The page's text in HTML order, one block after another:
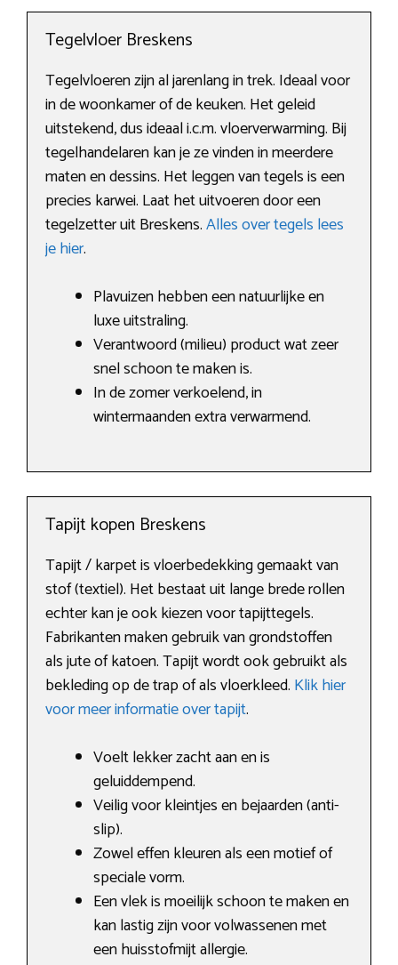
Tegelvloer Breskens
Tegelvloeren zijn al jarenlang in trek. Ideaal voor
in de woonkamer of de keuken. Het geleid
uitstekend, dus ideaal i.c.m. vloerverwarming. Bij
tegelhandelaren kan je ze vinden in meerdere
maten en dessins. Het leggen van tegels is een
precies karwei. Laat het uitvoeren door een
tegelzetter uit Breskens.Alles over tegels lees
je hier.
Plavuizen hebben een natuurlijke en
luxe uitstraling.
Verantwoord (milieu) product wat zeer
snel schoon te maken is.
In de zomer verkoelend, in
wintermaanden extra verwarmend.
Tapijt kopen Breskens
Tapijt / karpet is vloerbedekking gemaakt van
stof (textiel). Het bestaat uit lange brede rollen
echter kan je ook kiezen voor tapijttegels.
Fabrikanten maken gebruik van grondstoffen
als jute of katoen. Tapijt wordt ook gebruikt als
bekleding op de trap of als vloerkleed. Klik hier
voor meer informatie over tapijt.
Voelt lekker zacht aan en is
geluiddempend.
Veilig voor kleintjes en bejaarden (anti-
slip).
Zowel effen kleuren als een motief of
speciale vorm.
Een vlek is moeilijk schoon te maken en
kan lastig zijn voor volwassenen met
een huisstofmijt allergie.